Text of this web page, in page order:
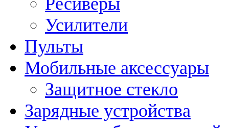
Усилители
Пульты
Мобильные аксессуары
Защитное стекло
Зарядные устройства